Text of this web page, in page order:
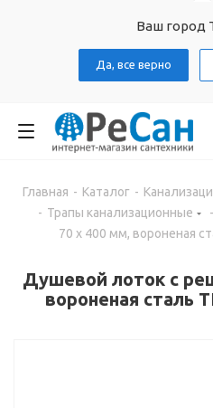
Ваш город
Да, все верно
Главная - Каталог -
- Трапы канализационные -
70 х 400 мм, вороненая
Душевой лоток с
вороненая сталь